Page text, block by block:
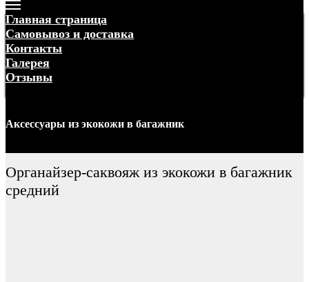
Главная страница
Самовывоз и доставка
Контакты
Галерея
Отзывы
Аксессуары из экокожи в багажник
Органайзер-саквояж из экокожи в багажник
средний